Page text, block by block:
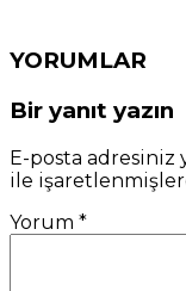
YORUMLAR
Bir yanıt yazın
E-posta adresiniz
ile
Yorum *